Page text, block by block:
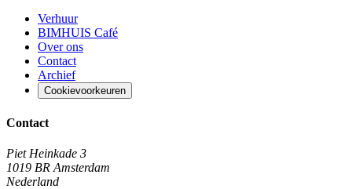
Verhuur
BIMHUIS Café
Over ons
Contact
Archief
Cookievoorkeuren
Contact
Piet Heinkade 3
1019 BR Amsterdam
Nederland